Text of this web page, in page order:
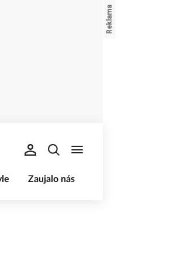
Zaujalo nás